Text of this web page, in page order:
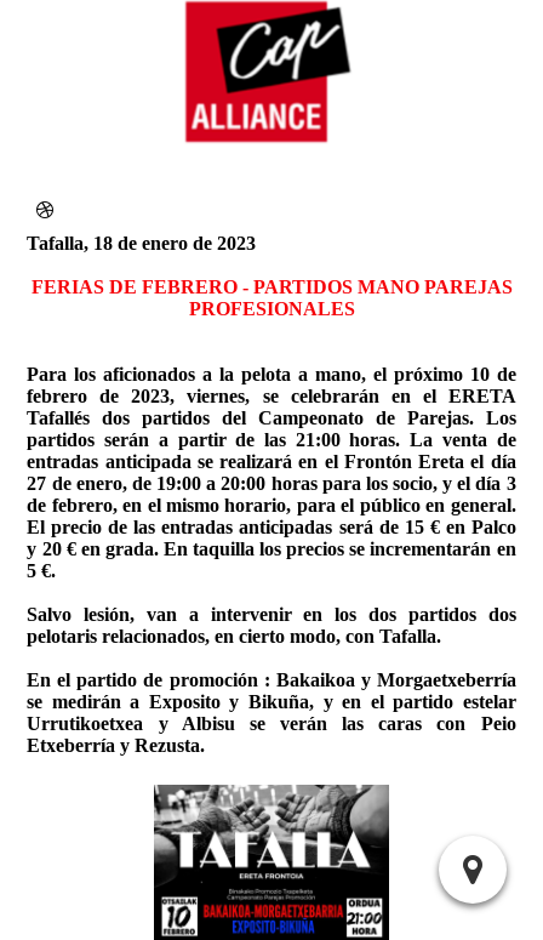
Tafalla, 18 de enero de 2023
FERIAS DE FEBRERO - PARTIDOS MANO PAREJAS
PROFESIONALES
Para los aficionados a la pelota a mano, el próximo 10 de
febrero de 2023, viernes, se celebrarán en el ERETA
Tafallés dos partidos del Campeonato de Parejas. Los
partidos serán a partir de las 21:00 horas. La venta de
entradas anticipada se realizará en el Frontón Ereta el día
27 de enero, de 19:00 a 20:00 horas para los socio, y el día 3
de febrero, en el mismo horario, para el público en general.
El precio de las entradas anticipadas será de 15 € en Palco
y 20 € en grada. En taquilla los precios se incrementarán en
5 €.
Salvo lesión, van a intervenir en los dos partidos dos
pelotaris relacionados, en cierto modo, con Tafalla.
En el partido de promoción : Bakaikoa y Morgaetxeberría
se medirán a Exposito y Bikuña, y en el partido estelar
Urrutikoetxea y Albisu se verán las caras con Peio
Etxeberría y Rezusta.